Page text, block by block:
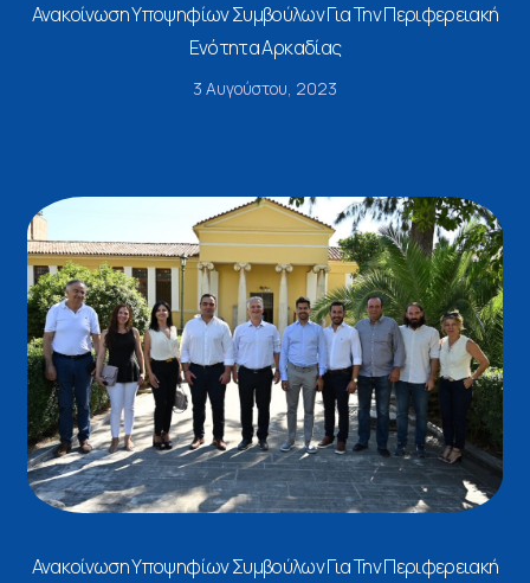
Ανακοίνωση Υποψηφίων Συμβούλων Για Την Περιφερειακή
Ενότητα Αρκαδίας
3 Αυγούστου, 2023
Ανακοίνωση Υποψηφίων Συμβούλων Για Την Περιφερειακή